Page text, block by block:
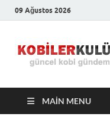
09 Ağustos 2026
MAIN MENU